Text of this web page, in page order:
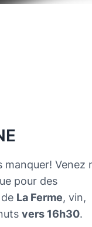
manquer! Venez
pour des
La Ferme, vin,
vers 16h30.